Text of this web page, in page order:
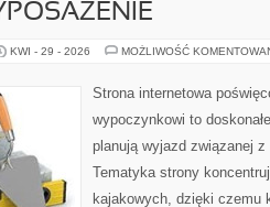
KWI - 29 - 2026 MOŻLIWOŚĆ
Strona internetowa
wypoczynkowi to
planują wyjazd związanej
Tematyka strony
kajakowych, dzięki czemu